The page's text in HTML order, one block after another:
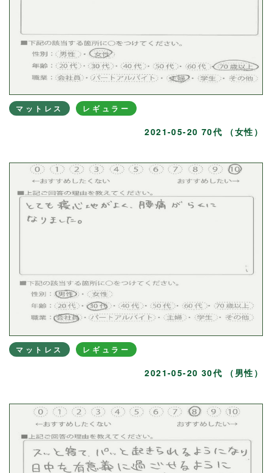
マットレス レギュラー
2021-05-20 70代 （女性）
マットレス レギュラー
2021-05-20 30代 （男性）